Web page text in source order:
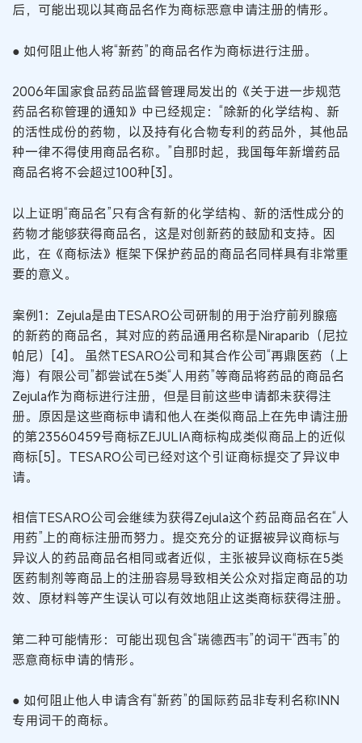
后，可能出现以其商品名作为商标恶意申请注册的情形。
● 如何阻止他人将“新药”的商品名作为商标进行注册。
2006年国家食品药品监督管理局发出的《关于进一步规范
药品名称管理的通知》中已经规定：“除新的化学结构、新
的活性成份的药物，以及持有化合物专利的药品外，其他品
种一律不得使用商品名称。”自那时起，我国每年新增药品
商品名将不会超过100种[3]。
以上证明“商品名”只有含有新的化学结构、新的活性成分的
药物才能够获得商品名，这是对创新药的鼓励和支持。因
此，在《商标法》框架下保护药品的商品名同样具有非常重
要的意义。
案例1：Zejula是由TESARO公司研制的用于治疗前列腺癌
的新药的商品名，其对应的药品通用名称是Niraparib（尼拉
帕尼）[4]。 虽然TESARO公司和其合作公司“再鼎医药（上
海）有限公司”都尝试在5类“人用药”等商品将药品的商品名
Zejula作为商标进行注册，但是目前这些申请都未获得注
册。原因是这些商标申请和他人在类似商品上在先申请注册
的第23560459号商标ZEJULIA商标构成类似商品上的近似
商标[5]。TESARO公司已经对这个引证商标提交了异议申
请。
相信TESARO公司会继续为获得Zejula这个药品商品名在“人
用药”上的商标注册而努力。提交充分的证据被异议商标与
异议人的药品商品名相同或者近似，主张被异议商标在5类
医药制剂等商品上的注册容易导致相关公众对指定商品的功
效、原材料等产生误认可以有效地阻止这类商标获得注册。
第二种可能情形：可能出现包含“瑞德西韦”的词干“西韦”的
恶意商标申请的情形。
● 如何阻止他人申请含有“新药”的国际药品非专利名称INN
专用词干的商标。